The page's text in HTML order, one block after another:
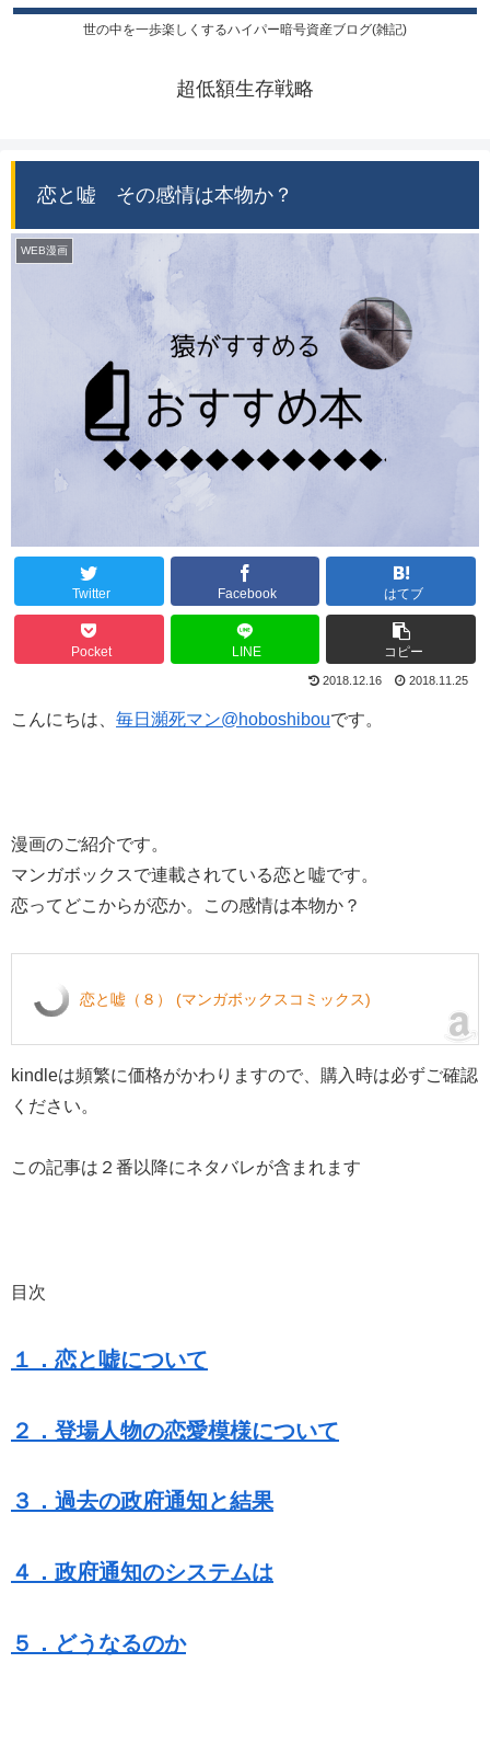
世の中を一歩楽しくするハイパー暗号資産ブログ(雑記)
超低額生存戦略
恋と嘘 その感情は本物か？
WEB漫画
Twitter Facebook はてブ
Pocket LINE コピー
2018.12.16 2018.11.25
こんにちは、 毎日瀕死マン@hoboshibouです。
漫画のご紹介です。
マンガボックスで連載されている恋と嘘です。
恋ってどこからが恋か。この感情は本物か？
恋と嘘（８） (マンガボックスコミックス)
kindleは頻繁に価格がかわりますので、購入時は必ずご確認
ください。
この記事は２番以降にネタバレが含まれます
目次
１．恋と嘘について
２．登場人物の恋愛模様について
３．過去の政府通知と結果
４．政府通知のシステムは
５．どうなるのか